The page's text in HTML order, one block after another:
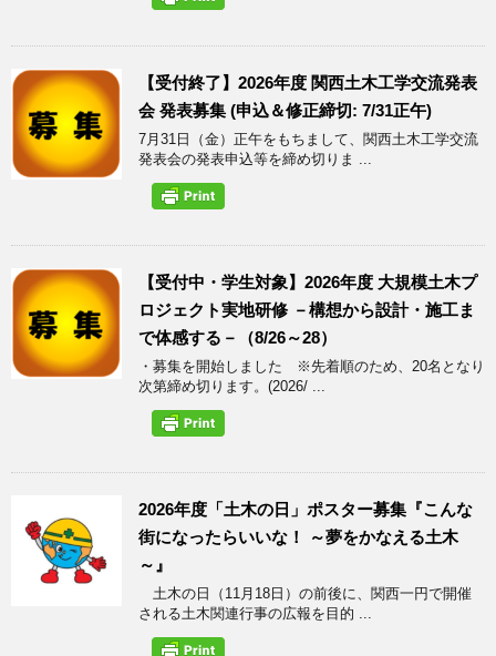
【受付終了】2026年度 関西土木工学交流発表
会 発表募集 (申込＆修正締切: 7/31正午)
7月31日（金）正午をもちまして、関西土木工学交流
発表会の発表申込等を締め切りま ...
【受付中・学生対象】2026年度 大規模土木プ
ロジェクト実地研修 －構想から設計・施工ま
で体感する－（8/26～28）
・募集を開始しました ※先着順のため、20名となり
次第締め切ります。(2026/ ...
2026年度「土木の日」ポスター募集『こんな
街になったらいいな！ ～夢をかなえる土木
～』
土木の日（11月18日）の前後に、関西一円で開催
される土木関連行事の広報を目的 ...